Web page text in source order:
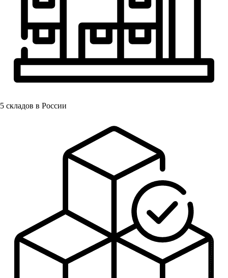
5 складов в России